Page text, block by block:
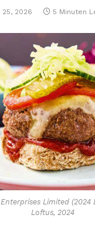
25, 2026 5 Minuten
Limited (2024
Loftus, 2024